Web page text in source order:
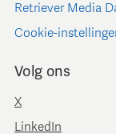
Retriever Media
Cookie-
Volg ons
X
LinkedIn